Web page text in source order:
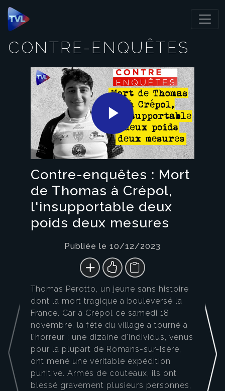
Panneau de gestion des cookies
CONTRE-ENQUÊTES
Play
Video
Contre-enquêtes : Mort
de Thomas à Crépol,
l'insupportable deux
poids deux mesures
Publiée le 10/12/2023
Thomas Perotto, un jeune sans histoire
dont la mort tragique a bouleversé la
France. Car à Crépol ce samedi 18
novembre, la fête du village a tourné à
l'horreur : une dizaine d'individus, venus
pour la plupart de Romans-sur-Isère,
ont mené une véritable expédition
punitive. Armés de couteaux, ils ont
blessé gravement plusieurs personnes,